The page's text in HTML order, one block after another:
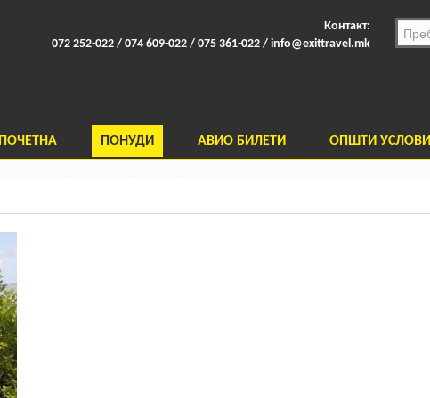
Контакт:
072 252-022 / 074 609-022 / 075 361-022 / info@exittravel.mk
ПОЧЕТНА ПОНУДИ АВИО БИЛЕТИ ОПШТИ УСЛОВИ